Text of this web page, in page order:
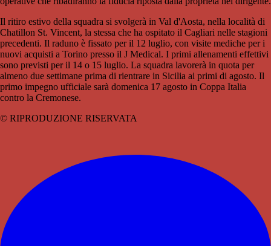
Il ritiro estivo della squadra si svolgerà in Val d'Aosta, nella località di
Chatillon St. Vincent, la stessa che ha ospitato il Cagliari nelle stagioni
precedenti. Il raduno è fissato per il 12 luglio, con visite mediche per i
nuovi acquisti a Torino presso il J Medical. I primi allenamenti effettivi
sono previsti per il 14 o 15 luglio. La squadra lavorerà in quota per
almeno due settimane prima di rientrare in Sicilia ai primi di agosto. Il
primo impegno ufficiale sarà domenica 17 agosto in Coppa Italia
contro la Cremonese.
© RIPRODUZIONE RISERVATA